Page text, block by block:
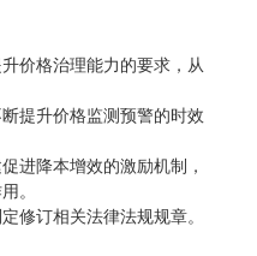
价格治理能力的要求，从
提升价格监测预警的时效
进降本增效的激励机制，
。
修订相关法律法规规章。